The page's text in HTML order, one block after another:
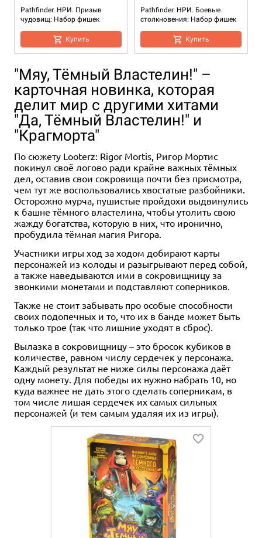
Pathfinder. НРИ. Призыв
чудовищ: Набор фишек
Купить
Pathfinder. НРИ. Боевые
столкновения: Набор фишек
Купить
6+
Набор подставок для
настольных ролевых игр
999 ₽
Купить
2-5 60+ 12+
Стартовый набор Pathfinder.
НРИ. Вторая редакция (2021)
26 отзывов
Уведомить о наличии
Хит 16+
Pathfinder. НРИ. Вторая
редакция. Основная книга
игрока
4 отзыва
4 990 ₽
12+
Pathfinder. НРИ. Вторая
редакция. Основная книга
ведущего
3 отзыва
Дополнение 16+
Pathfinder. НРИ. Вторая
редакция. Бестиарий
5 отзывов
3 490 ₽
Купить
"Мяу, Тёмный Властелин!" –
карточная новинка, которая
делит мир с другими хитами
"Да, Тёмный Властелин!" и
"Крагморта"
По сюжету Looterz: Rigor Mortis, Ригор Мортис
покинул своё логово ради крайне важных тёмных
дел, оставив свои сокровища почти без присмотра,
чем тут же воспользовались хвостатые разбойники.
Осторожно мурча, пушистые пройдохи выдвинулись
к башне тёмного властелина, чтобы утолить свою
жажду богатства, которую в них, что иронично,
пробудила тёмная магия Ригора.
Участники игры ход за ходом добирают карты
персонажей из колоды и разыгрывают перед собой,
а также наведываются ими в сокровищницу за
звонкими монетами и подставляют соперников.
Также не стоит забывать про особые способности
своих подопечных и то, что их в банде может быть
только трое (так что лишние уходят в сброс).
Вылазка в сокровищницу – это бросок кубиков в
количестве, равном числу сердечек у персонажа.
Каждый результат не ниже силы персонажа даёт
одну монету. Для победы их нужно набрать 10, но
куда важнее не дать этого сделать соперникам, в
том числе лишая сердечек их самых сильных
персонажей (и тем самым удаляя их из игры).